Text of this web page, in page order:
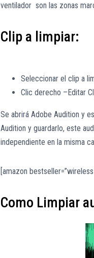
ventilador son las zonas
Clip a limpiar:
Seleccionar el clip a
Clic derecho –Editar
Se abrirá Adobe Audition y
Audition y guardarlo, este
independiente en la misma
[amazon
Como Limpiar